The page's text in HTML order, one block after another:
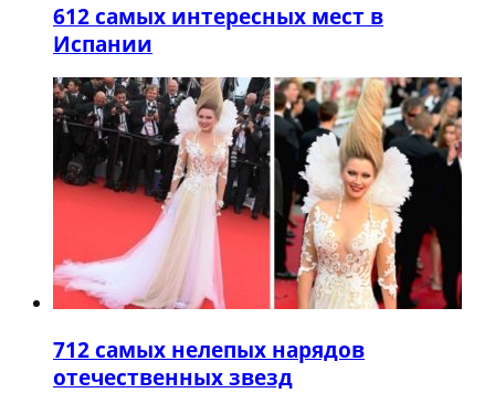
612 самых интересных мест в
Испании
712 самых нелепых нарядов
отечественных звезд